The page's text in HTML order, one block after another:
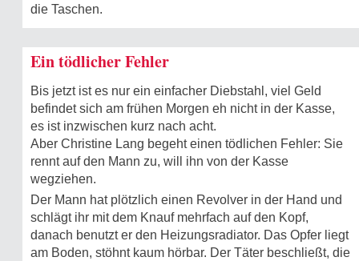
die Taschen.
Ein tödlicher Fehler
Bis jetzt ist es nur ein einfacher Diebstahl, viel Geld
befindet sich am frühen Morgen eh nicht in der Kasse,
es ist inzwischen kurz nach acht.
Aber Christine Lang begeht einen tödlichen Fehler: Sie
rennt auf den Mann zu, will ihn von der Kasse
wegziehen.
Der Mann hat plötzlich einen Revolver in der Hand und
schlägt ihr mit dem Knauf mehrfach auf den Kopf,
danach benutzt er den Heizungsradiator. Das Opfer liegt
am Boden, stöhnt kaum hörbar. Der Täter beschließt, die